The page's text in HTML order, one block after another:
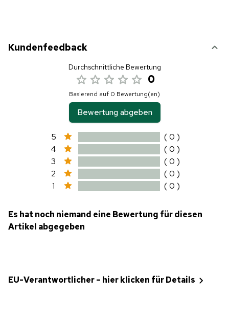
Kundenfeedback
Durchschnittliche Bewertung
0
Basierend auf 0 Bewertung(en)
Bewertung abgeben
5
( 0 )
4
( 0 )
3
( 0 )
2
( 0 )
1
( 0 )
Es hat noch niemand eine Bewertung für diesen
Artikel abgegeben
EU-Verantwortlicher – hier klicken für Details